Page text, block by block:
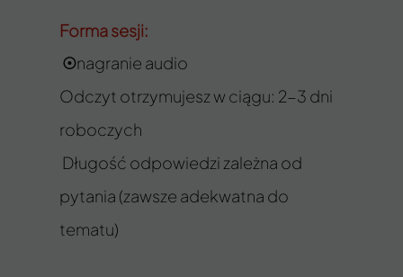
Forma sesji:
☉nagranie audio
Odczyt otrzymujesz w ciągu: 2-3 dni
roboczych
Długość odpowiedzi zależna od
pytania (zawsze adekwatna do
tematu)